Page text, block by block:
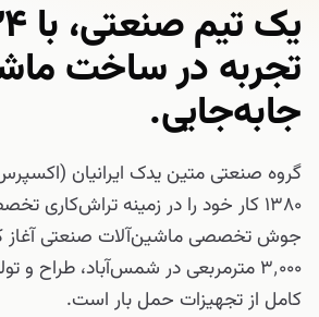
تجربه در ساخت
جابه‌جایی.
گروه صنعتی متین یدک ایرانیان
۱۳۸۰ کار خود را در زمینه تراش‌کاری
جوش تخصصی ماشین‌آلات صنعتی آغاز
۳٬۰۰۰ مترمربعی در شمس‌آباد، طراح و
کامل از تجهیزات حمل بار است.